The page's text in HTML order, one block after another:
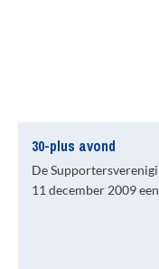
30-plus avond
De
11 december 2009